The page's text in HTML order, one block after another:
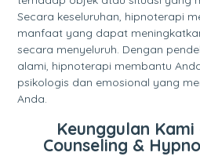
Secara keseluruhan, hipnoterapi
manfaat yang dapat
secara menyeluruh. Dengan
alami, hipnoterapi membantu
psikologis dan emosional yang
Anda.
Keunggulan
Counseling &